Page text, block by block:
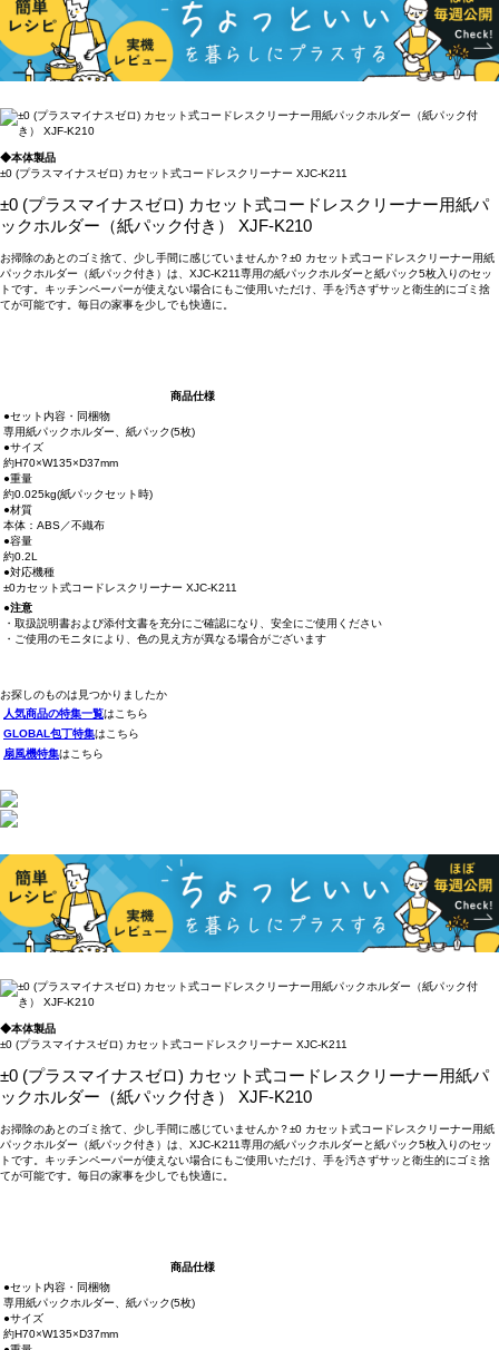
◆本体製品
±0 (プラスマイナスゼロ) カセット式コードレスクリーナー XJC-K211
±0 (プラスマイナスゼロ) カセット式コードレスクリーナー用紙パ
ックホルダー（紙パック付き） XJF-K210
お掃除のあとのゴミ捨て、少し手間に感じていませんか？±0 カセット式コードレスクリーナー用紙
パックホルダー（紙パック付き）は、XJC-K211専用の紙パックホルダーと紙パック5枚入りのセッ
トです。キッチンペーパーが使えない場合にもご使用いただけ、手を汚さずサッと衛生的にゴミ捨
てが可能です。毎日の家事を少しでも快適に。
商品仕様
●セット内容・同梱物
専用紙パックホルダー、紙パック(5枚)
●サイズ
約H70×W135×D37mm
●重量
約0.025kg(紙パックセット時)
●材質
本体：ABS／不織布
●容量
約0.2L
●対応機種
±0カセット式コードレスクリーナー XJC-K211
●注意
・取扱説明書および添付文書を充分にご確認になり、安全にご使用ください
・ご使用のモニタにより、色の見え方が異なる場合がございます
お探しのものは見つかりましたか
人気商品の特集一覧はこちら
GLOBAL包丁特集はこちら
扇風機特集はこちら
◆本体製品
±0 (プラスマイナスゼロ) カセット式コードレスクリーナー XJC-K211
±0 (プラスマイナスゼロ) カセット式コードレスクリーナー用紙パ
ックホルダー（紙パック付き） XJF-K210
お掃除のあとのゴミ捨て、少し手間に感じていませんか？±0 カセット式コードレスクリーナー用紙
パックホルダー（紙パック付き）は、XJC-K211専用の紙パックホルダーと紙パック5枚入りのセッ
トです。キッチンペーパーが使えない場合にもご使用いただけ、手を汚さずサッと衛生的にゴミ捨
てが可能です。毎日の家事を少しでも快適に。
商品仕様
●セット内容・同梱物
専用紙パックホルダー、紙パック(5枚)
●サイズ
約H70×W135×D37mm